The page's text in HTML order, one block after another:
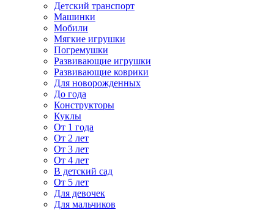
Детский транспорт
Машинки
Мобили
Мягкие игрушки
Погремушки
Развивающие игрушки
Развивающие коврики
Для новорожденных
До года
Конструкторы
Куклы
От 1 года
От 2 лет
От 3 лет
От 4 лет
В детский сад
От 5 лет
Для девочек
Для мальчиков